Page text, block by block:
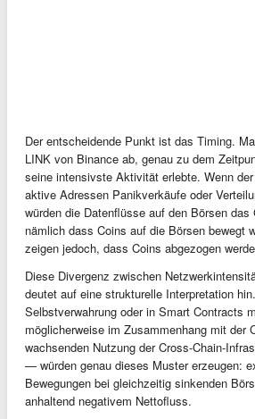
Der entscheidende Punkt ist das Timing.
LINK von Binance ab, genau zu dem
seine intensivste Aktivität erlebte. Wenn
aktive Adressen Panikverkäufe oder
würden die Datenflüsse auf den Börsen
nämlich dass Coins auf die Börsen bewegt
zeigen jedoch, dass Coins abgezogen
Diese Divergenz zwischen
deutet auf eine strukturelle Interpretation
Selbstverwahrung oder in Smart Contracts
möglicherweise im Zusammenhang mit der
wachsenden Nutzung der Cross-Chain-
— würden genau dieses Muster erzeugen:
Bewegungen bei gleichzeitig sinkenden
anhaltend negativem Nettofluss.